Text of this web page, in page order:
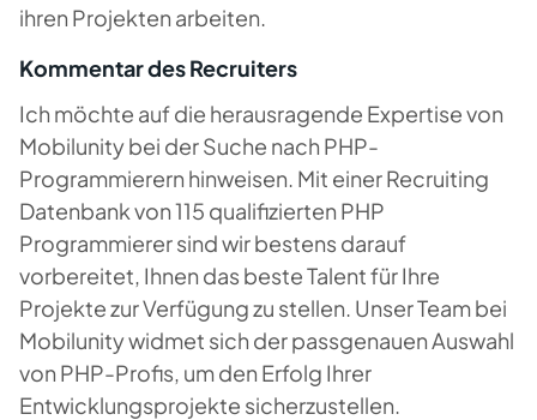
ihren Projekten arbeiten.
Kommentar des Recruiters
Ich möchte auf die herausragende Expertise von
Mobilunity bei der Suche nach PHP-
Programmierern hinweisen. Mit einer Recruiting
Datenbank von 115 qualifizierten PHP
Programmierer sind wir bestens darauf
vorbereitet, Ihnen das beste Talent für Ihre
Projekte zur Verfügung zu stellen. Unser Team bei
Mobilunity widmet sich der passgenauen Auswahl
von PHP-Profis, um den Erfolg Ihrer
Entwicklungsprojekte sicherzustellen.